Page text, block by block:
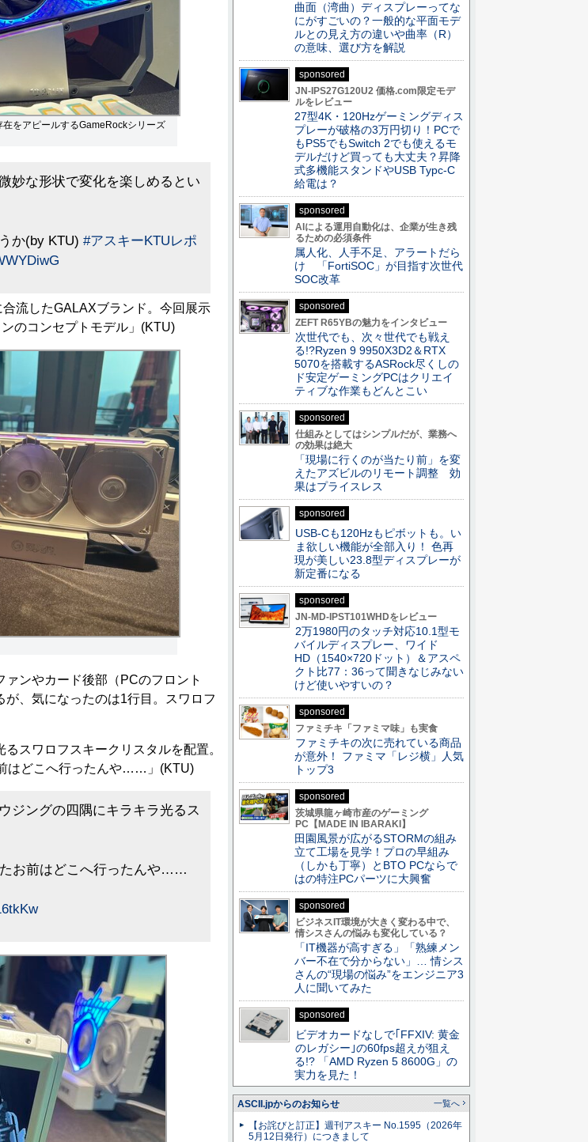
をアピールするGameRockシリーズ
妙な形状で変化を楽しめるとい
か(by KTU)#アスキーKTUレポ
流したGALAXブランド。今回展示
のコンセプトモデル」(KTU)
ァンやカード後部（PCのフロント
、気になったのは1行目。スワロフ
スワロフスキークリスタルを配置。
はどこへ行ったんや……」(KTU)
ジングの四隅にキラキラ光るス
お前はどこへ行ったんや……
曲面（湾曲）ディスプレーってな
にがすごいの？一般的な平面モデ
ルとの見え方の違いや曲率（R）
の意味、選び方を解説
sponsored
JN-IPS27G120U2 価格.com限定モデ
ルをレビュー
27型4K・120Hzゲーミングディス
プレーが破格の3万円切り！PCで
もPS5でもSwitch 2でも使えるモ
デルだけど買っても大丈夫？昇降
式多機能スタンドやUSB Typc-C
給電は？
sponsored
AIによる運用自動化は、企業が生き残
るための必須条件
属人化、人手不足、アラートだら
け 「FortiSOC」が目指す次世代
SOC改革
sponsored
ZEFT R65YBの魅力をインタビュー
次世代でも、次々世代でも戦え
る!?Ryzen 9 9950X3D2＆RTX
5070を搭載するASRock尽くしの
ド安定ゲーミングPCはクリエイ
ティブな作業もどんとこい
sponsored
仕組みとしてはシンプルだが、業務へ
の効果は絶大
「現場に行くのが当たり前」を変
えたアズビルのリモート調整 効
果はプライスレス
sponsored
USB-Cも120Hzもピボットも。い
ま欲しい機能が全部入り！ 色再
現が美しい23.8型ディスプレーが
新定番になる
sponsored
JN-MD-IPST101WHDをレビュー
2万1980円のタッチ対応10.1型モ
バイルディスプレー、ワイド
HD（1540×720ドット）＆アスペ
クト比77：36って聞きなじみない
けど使いやすいの？
sponsored
ファミチキ「ファミマ味」も実食
ファミチキの次に売れている商品
が意外！ ファミマ「レジ横」人気
トップ3
sponsored
茨城県龍ヶ崎市産のゲーミング
PC【MADE IN IBARAKI】
田園風景が広がるSTORMの組み
立て工場を見学！プロの早組み
（しかも丁寧）とBTO PCならで
はの特注PCパーツに大興奮
sponsored
ビジネスIT環境が大きく変わる中で、
情シスさんの悩みも変化している？
「IT機器が高すぎる」「熟練メン
バー不在で分からない」… 情シス
さんの“現場の悩み”をエンジニア3
人に聞いてみた
sponsored
ビデオカードなしで｢FFXIV: 黄金
のレガシー｣の60fps超えが狙え
る!? 「AMD Ryzen 5 8600G」の
実力を見た！
ASCII.jpからのお知らせ 一覧へ
【お詫びと訂正】週刊アスキー No.1595（2026年
5月12日発行）につきまして